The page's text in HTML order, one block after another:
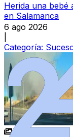
Herida una
en Salamanca
6 ago 2026
Categoría: